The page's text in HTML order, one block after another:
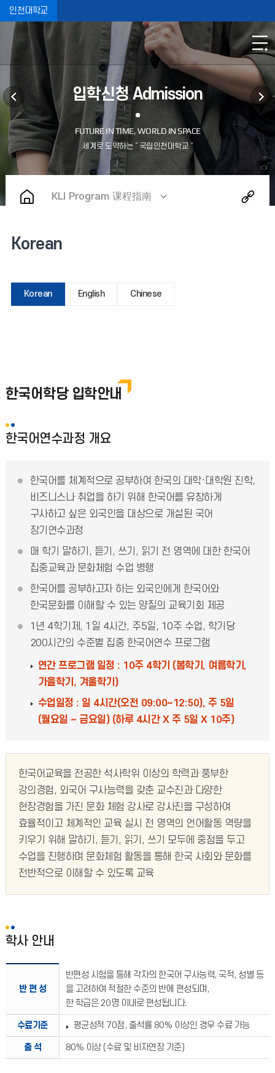
인천대학교
입학신청 Admission
KLI Program 课程指南
Korean
Korean English Chinese
한국어학당 입학안내
한국어연수과정 개요
한국어를 체계적으로 공부하여 한국의 대학·대학원 진학,
비즈니스나 취업을 하기 위해 한국어를 유창하게
구사하고 싶은 외국인을 대상으로 개설된 국어
장기연수과정
매 학기 말하기, 듣기, 쓰기, 읽기 전 영역에 대한 한국어
집중교육과 문화체험 수업 병행
한국어를 공부하고자 하는 외국인에게 한국어와
한국문화를 이해할 수 있는 양질의 교육기회 제공
1년 4학기제, 1일 4시간, 주5일, 10주 수업, 학기당
200시간의 수준별 집중 한국어연수 프로그램
연간 프로그램 일정 : 10주 4학기 (봄학기, 여름학기,
가을학기, 겨울학기)
수업일정 : 일 4시간(오전 09:00~12:50), 주 5일
(월요일 ~ 금요일) (하루 4시간 X 주 5일 X 10주)
한국어교육을 전공한 석사학위 이상의 학력과 풍부한
강의경험, 외국어 구사능력을 갖춘 교수진과 다양한
현장경험을 가진 문화 체험 강사로 강사진을 구성하여
효율적이고 체계적인 교육 실시 전 영역의 언어활동 역량을
키우기 위해 말하기, 듣기, 읽기, 쓰기 모두에 중점을 두고
수업을 진행하며 문화체험 활동을 통해 한국 사회와 문화를
전반적으로 이해할 수 있도록 교육
학사 안내
반 편 성
반편성 시험을 통해 각자의 한국어 구사능력, 국적, 성별 등
을 고려하여 적절한 수준의 반에 편성되며,
한 학급은 20명 이내로 편성됩니다.
수료기준 평균성적 70점, 출석률 80% 이상인 경우 수료 가능
출 석 80% 이상 (수료 및 비자연장 기준)